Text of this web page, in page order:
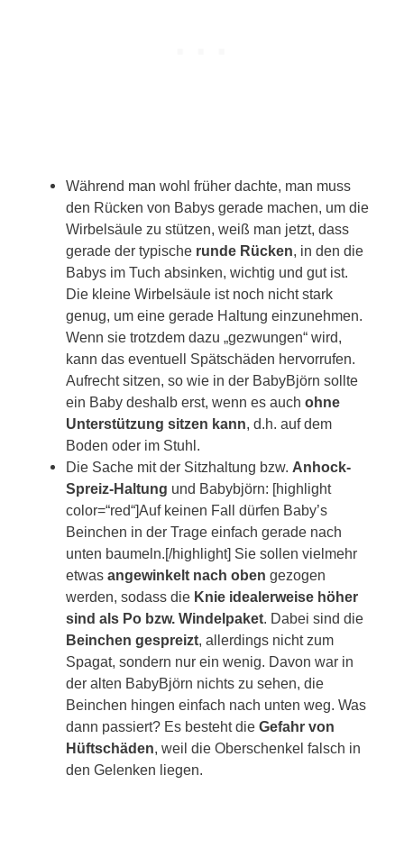
Während man wohl früher dachte, man muss
den Rücken von Babys gerade machen, um die
Wirbelsäule zu stützen, weiß man jetzt, dass
gerade der typische runde Rücken, in den die
Babys im Tuch absinken, wichtig und gut ist.
Die kleine Wirbelsäule ist noch nicht stark
genug, um eine gerade Haltung einzunehmen.
Wenn sie trotzdem dazu „gezwungen“ wird,
kann das eventuell Spätschäden hervorrufen.
Aufrecht sitzen, so wie in der BabyBjörn sollte
ein Baby deshalb erst, wenn es auchohne
Unterstützung sitzen kann, d.h. auf dem
Boden oder im Stuhl.
Die Sache mit der Sitzhaltung bzw. Anhock-
Spreiz-Haltung und Babybjörn: [highlight
color=“red“]Auf keinen Fall dürfen Baby’s
Beinchen in der Trage einfach gerade nach
unten baumeln.[/highlight] Sie sollen vielmehr
etwasangewinkelt nach oben gezogen
werden, sodass die Knie idealerweise höher
sind als Po bzw. Windelpaket. Dabei sind die
Beinchen gespreizt, allerdings nicht zum
Spagat, sondern nur ein wenig. Davon war in
der alten BabyBjörn nichts zu sehen, die
Beinchen hingen einfach nach unten weg. Was
dann passiert? Es besteht dieGefahr von
Hüftschäden, weil die Oberschenkel falsch in
den Gelenken liegen.